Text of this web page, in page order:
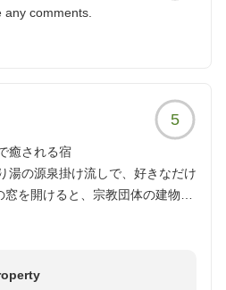
難しかったのが難点と言えば難
しましたが濁り湯なのでつまず
がおもてなし精神は日本人以上と
かくいい宿でした。
プウェイを利用したので駐車場代
はこちらから
たお時間は、私共にとっても何
につきましても温かいお言葉を
貴重なご意見は、すべてのお
いただける宿づくりのため、今
きます。
やかに、素敵な日々を重ねられ
お祈り申し上げます。
配人
comments.
5
癒される宿
湯の源泉掛け流しで、好きなだけ
を開けると、宗教団体の建物が
hotel/voice/41726?